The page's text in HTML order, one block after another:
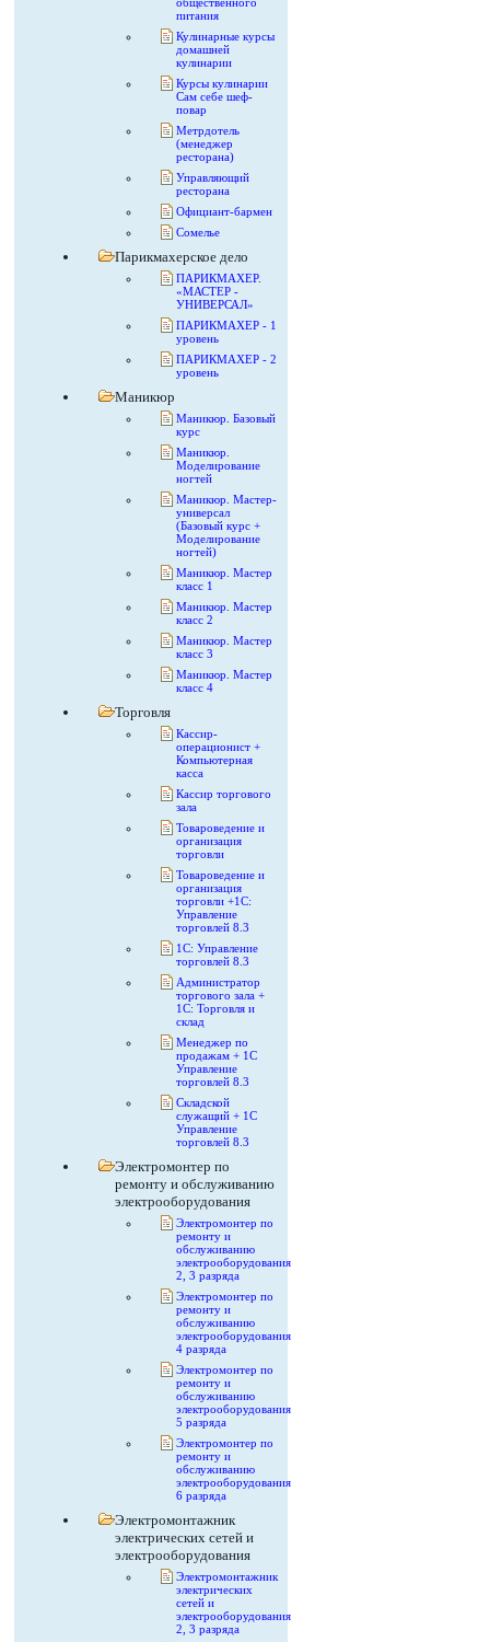
питания
Кулинарные курсы
домашней
кулинарии
Курсы кулинарии
Сам себе шеф-
повар
Метрдотель
(менеджер
ресторана)
Управляющий
ресторана
Официант-бармен
Сомелье
Парикмахерское дело
ПАРИКМАХЕР.
«МАСТЕР -
УНИВЕРСАЛ»
ПАРИКМАХЕР - 1
уровень
ПАРИКМАХЕР - 2
уровень
Маникюр
Маникюр. Базовый
курс
Маникюр.
Моделирование
ногтей
Маникюр. Мастер-
универсал
(Базовый курс +
Моделирование
ногтей)
Маникюр. Мастер
класс 1
Маникюр. Мастер
класс 2
Маникюр. Мастер
класс 3
Маникюр. Мастер
класс 4
Торговля
Кассир-
операционист +
Компьютерная
касса
Кассир торгового
зала
Товароведение и
организация
торговли
Товароведение и
организация
торговли +1С:
Управление
торговлей 8.3
1С: Управление
торговлей 8.3
Администратор
торгового зала +
1С: Торговля и
склад
Менеджер по
продажам + 1С
Управление
торговлей 8.3
Складской
служащий + 1С
Управление
торговлей 8.3
Электромонтер по
ремонту и обслуживанию
электрооборудования
Электромонтер по
ремонту и
обслуживанию
электрооборудования
2, 3 разряда
Электромонтер по
ремонту и
обслуживанию
электрооборудования
4 разряда
Электромонтер по
ремонту и
обслуживанию
электрооборудования
5 разряда
Электромонтер по
ремонту и
обслуживанию
электрооборудования
6 разряда
Электромонтажник
электрических сетей и
электрооборудования
Электромонтажник
электрических
сетей и
электрооборудования
2, 3 разряда